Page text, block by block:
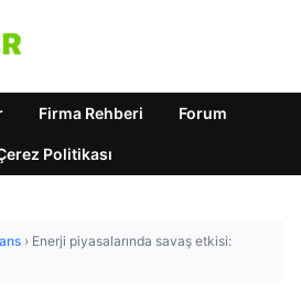
Firma Rehberi Forum
Politikası
› Enerji piyasalarında savaş etkisi: